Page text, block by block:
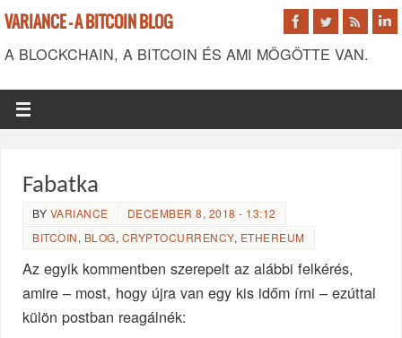
VARIANCE - A BITCOIN BLOG
A BLOCKCHAIN, A BITCOIN ÉS AMI MÖGÖTTE VAN.
Fabatka
BY VARIANCE
DECEMBER 8, 2018 - 13:12
BITCOIN, BLOG, CRYPTOCURRENCY, ETHEREUM
Az egyik kommentben szerepelt az alábbi felkérés,
amire – most, hogy újra van egy kis időm írni – ezúttal
külön postban reagálnék: